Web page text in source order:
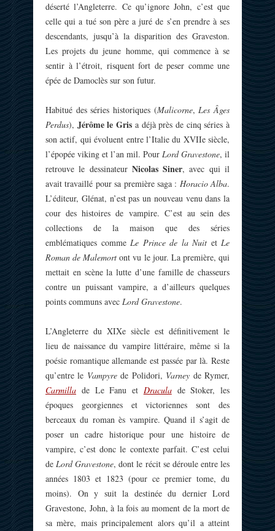
déserté l’Angleterre. Ce qu’ignore John, c’est que
celle qui a tué son père a juré de s’en prendre à ses
descendants, jusqu’à la disparition des Graveston.
Les projets du jeune homme, qui commence à se
sentir à l’étroit, risquent fort de peser comme une
épée de Damoclès sur son futur.
Habitué des séries historiques (Malicorne,Les Âges
Perdus), Jérôme le Gris a déjà près de cinq séries à
son actif, qui évoluent entre l’Italie du XVIIe siècle,
l’épopée viking et l’an mil. Pour Lord Gravestone, il
retrouve le dessinateur Nicolas Siner, avec qui il
avait travaillé pour sa première saga : Horacio Alba.
L’éditeur, Glénat, n’est pas un nouveau venu dans la
cour des histoires de vampire. C’est au sein des
collections de la maison que des séries
emblématiques comme Le Prince de la Nuit et Le
Roman de Malemort ont vu le jour. La première, qui
mettait en scène la lutte d’une famille de chasseurs
contre un puissant vampire, a d’ailleurs quelques
points communs avec Lord Gravestone.
L’Angleterre du XIXe siècle est définitivement le
lieu de naissance du vampire littéraire, même si la
poésie romantique allemande est passée par là. Reste
qu’entre le Vampyrede Polidori, Varney de Rymer,
Carmilla de Le Fanu et Draculade Stoker, les
époques georgiennes et victoriennes sont des
berceaux du roman ès vampire. Quand il s’agit de
poser un cadre historique pour une histoire de
vampire, c’est donc le contexte parfait. C’est celui
deLord Gravestone, dont le récit se déroule entre les
années 1803 et 1823 (pour ce premier tome, du
moins). On y suit la destinée du dernier Lord
Gravestone, John, à la fois au moment de la mort de
sa mère, mais principalement alors qu’il a atteint